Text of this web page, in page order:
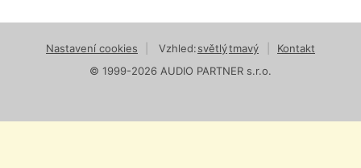
Nastavení cookies Vzhled:světlýtmavý
Kontakt
© 1999-2026 AUDIO PARTNER s.r.o.